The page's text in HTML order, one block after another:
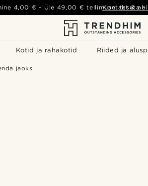
Kotid ja rahakotid Riided ja
4,00 € - Üle 49,00 € tellimusel tasuta-
Kontakt & abi
jaoks